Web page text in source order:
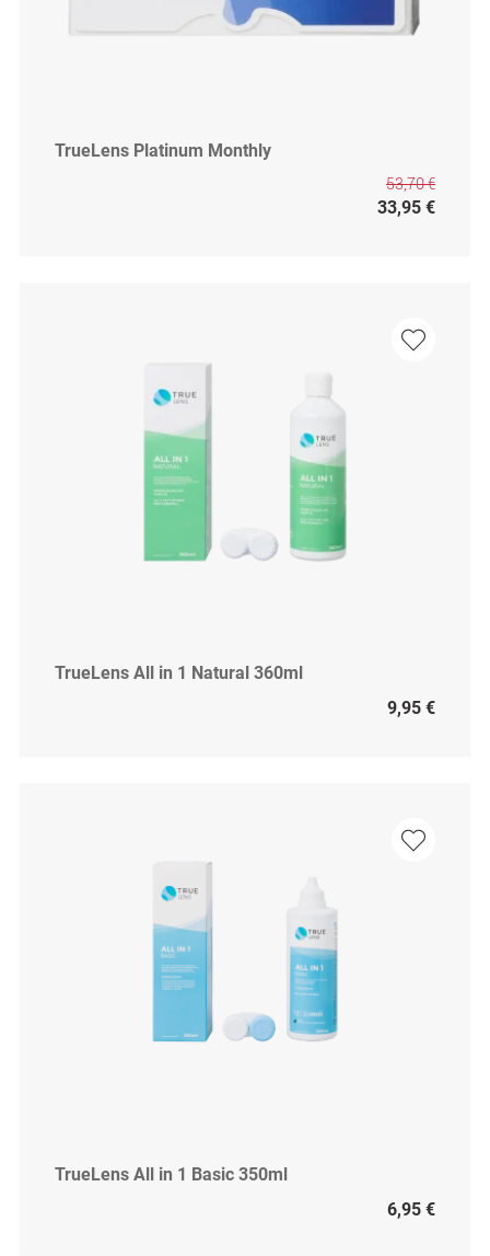
TrueLens Platinum Monthly
53,70 €
33,95 €
TrueLens All in 1 Natural 360ml
9,95 €
TrueLens All in 1 Basic 350ml
6,95 €